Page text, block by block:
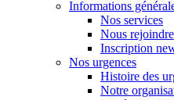
Informations
Nos services
Nous rejoindre
Inscription
Nos urgences
Histoire des
Notre